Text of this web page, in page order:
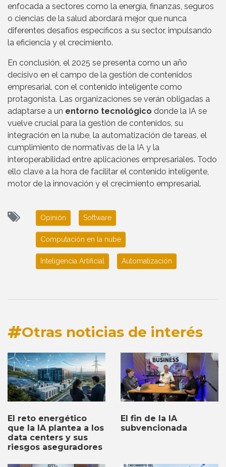
enfocada a sectores como la energía, finanzas, seguros
o ciencias de la salud abordará mejor que nunca
diferentes desafíos específicos a su sector, impulsando
la eficiencia y el crecimiento.
En conclusión, el 2025 se presenta como un año
decisivo en el campo de la gestión de contenidos
empresarial, con el contenido inteligente como
protagonista. Las organizaciones se verán obligadas a
adaptarse a un entorno tecnológico donde la IA se
vuelve crucial para la gestión de contenidos, su
integración en la nube, la automatización de tareas, el
cumplimiento de normativas de la IA y la
interoperabilidad entre aplicaciones empresariales. Todo
ello clave a la hora de facilitar el contenido inteligente,
motor de la innovación y el crecimiento empresarial.
Opinión Software
Computación en la nube
Inteligencia Artificial Automatización
Otras noticias de interés
El reto energético
que la IA plantea a los
data centers y sus
riesgos aseguradores
El fin de la IA
subvencionada